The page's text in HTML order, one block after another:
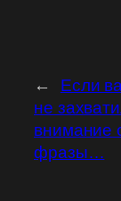
←
Если
не
внимание
фразы…